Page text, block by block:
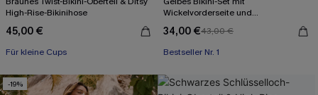
High-Rise-Bikinihose
45,00 €
Für kleine Cups
Wickelvorderseite und
34,00 €43,00 €
Bestseller Nr. 1
-19%